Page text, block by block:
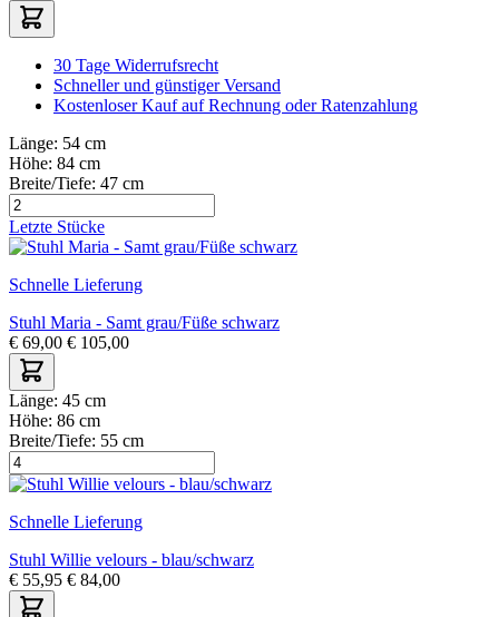
30 Tage Widerrufsrecht
Schneller und günstiger Versand
Kostenloser Kauf auf Rechnung oder Ratenzahlung
Länge: 54 cm
Höhe: 84 cm
Breite/Tiefe: 47 cm
Letzte Stücke
Schnelle Lieferung
Stuhl Maria - Samt grau/Füße schwarz
€ 69,00 € 105,00
Länge: 45 cm
Höhe: 86 cm
Breite/Tiefe: 55 cm
Schnelle Lieferung
Stuhl Willie velours - blau/schwarz
€ 55,95 € 84,00